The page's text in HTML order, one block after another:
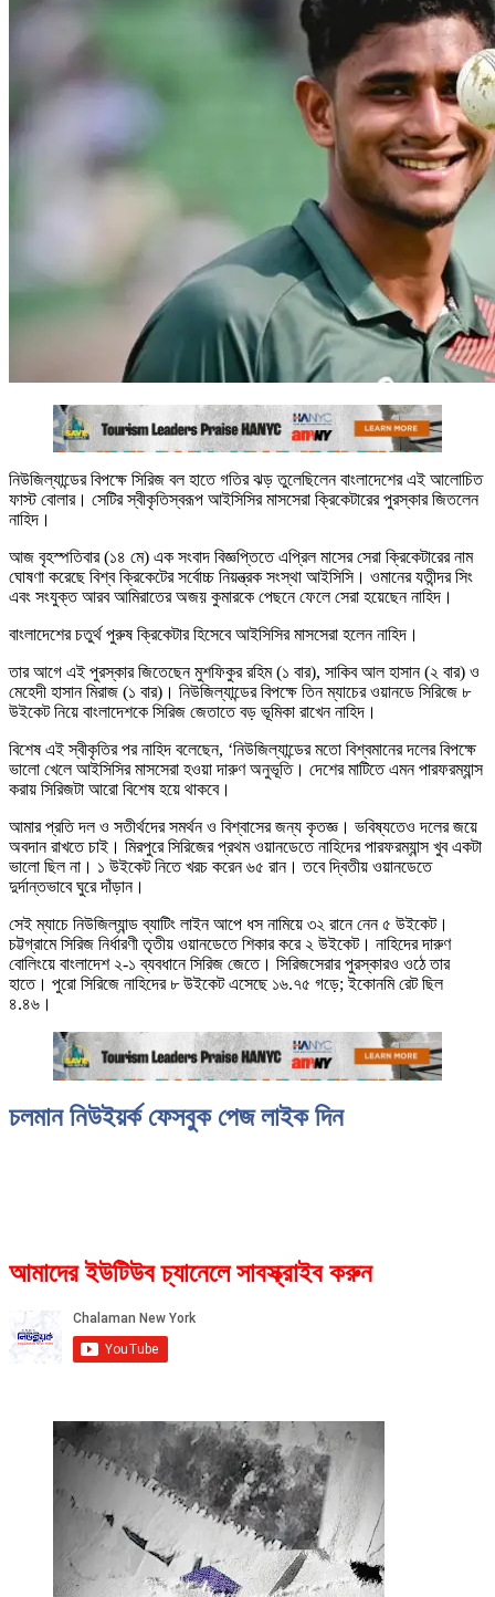
নিউজিল্যান্ডের বিপক্ষে সিরিজ বল হাতে গতির ঝড় তুলেছিলেন বাংলাদেশের এই আলোচিত
ফাস্ট বোলার। সেটির স্বীকৃতিস্বরূপ আইসিসির মাসসেরা ক্রিকেটারের পুরস্কার জিতলেন
নাহিদ।
আজ বৃহস্পতিবার (১৪ মে) এক সংবাদ বিজ্ঞপ্তিতে এপ্রিল মাসের সেরা ক্রিকেটারের নাম
ঘোষণা করেছে বিশ্ব ক্রিকেটের সর্বোচ্চ নিয়ন্ত্রক সংস্থা আইসিসি। ওমানের যতীন্দর সিং
এবং সংযুক্ত আরব আমিরাতের অজয় কুমারকে পেছনে ফেলে সেরা হয়েছেন নাহিদ।
বাংলাদেশের চতুর্থ পুরুষ ক্রিকেটার হিসেবে আইসিসির মাসসেরা হলেন নাহিদ।
তার আগে এই পুরস্কার জিতেছেন মুশফিকুর রহিম (১ বার), সাকিব আল হাসান (২ বার) ও
মেহেদী হাসান মিরাজ (১ বার)। নিউজিল্যান্ডের বিপক্ষে তিন ম্যাচের ওয়ানডে সিরিজে ৮
উইকেট নিয়ে বাংলাদেশকে সিরিজ জেতাতে বড় ভূমিকা রাখেন নাহিদ।
বিশেষ এই স্বীকৃতির পর নাহিদ বলেছেন, ‘নিউজিল্যান্ডের মতো বিশ্বমানের দলের বিপক্ষে
ভালো খেলে আইসিসির মাসসেরা হওয়া দারুণ অনুভূতি। দেশের মাটিতে এমন পারফরম্যান্স
করায় সিরিজটা আরো বিশেষ হয়ে থাকবে।
আমার প্রতি দল ও সতীর্থদের সমর্থন ও বিশ্বাসের জন্য কৃতজ্ঞ। ভবিষ্যতেও দলের জয়ে
অবদান রাখতে চাই। মিরপুরে সিরিজের প্রথম ওয়ানডেতে নাহিদের পারফরম্যান্স খুব একটা
ভালো ছিল না। ১ উইকেট নিতে খরচ করেন ৬৫ রান। তবে দ্বিতীয় ওয়ানডেতে
দুর্দান্তভাবে ঘুরে দাঁড়ান।
সেই ম্যাচে নিউজিল্যান্ড ব্যাটিং লাইন আপে ধস নামিয়ে ৩২ রানে নেন ৫ উইকেট।
চট্টগ্রামে সিরিজ নির্ধারণী তৃতীয় ওয়ানডেতে শিকার করে ২ উইকেট। নাহিদের দারুণ
বোলিংয়ে বাংলাদেশ ২-১ ব্যবধানে সিরিজ জেতে। সিরিজসেরার পুরস্কারও ওঠে তার
হাতে। পুরো সিরিজে নাহিদের ৮ উইকেট এসেছে ১৬.৭৫ গড়ে; ইকোনমি রেট ছিল
৪.৪৬।
চলমান নিউইয়র্ক ফেসবুক পেজ লাইক দিন
আমাদের ইউটিউব চ্যানেলে সাবস্ক্রাইব করুন